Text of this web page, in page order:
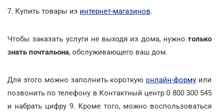
7. Купить товары из интернет-магазинов.
Чтобы заказать услуги не выходя из дома, нужно только
знать почтальона, обслуживающего ваш дом.
Для этого можно заполнить короткуюонлайн-форму или
позвонить по телефону в Контактный центр 0 800 300 545
и набрать цифру 9. Кроме того, можно воспользоваться